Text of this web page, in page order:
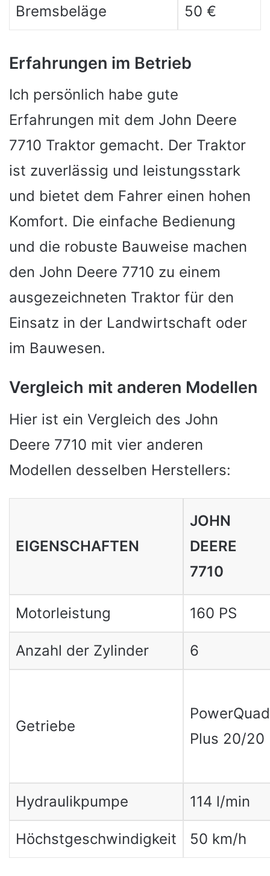
Bremsbeläge 50 €
Erfahrungen im Betrieb
Ich persönlich habe gute
Erfahrungen mit dem John Deere
7710 Traktor gemacht. Der Traktor
ist zuverlässig und leistungsstark
und bietet dem Fahrer einen hohen
Komfort. Die einfache Bedienung
und die robuste Bauweise machen
den John Deere 7710 zu einem
ausgezeichneten Traktor für den
Einsatz in der Landwirtschaft oder
im Bauwesen.
Vergleich mit anderen Modellen
Hier ist ein Vergleich des John
Deere 7710 mit vier anderen
Modellen desselben Herstellers:
EIGENSCHAFTEN
JOHN
DEERE
7710
Motorleistung 160 PS
Anzahl der Zylinder 6
Getriebe
PowerQuad
Plus 20/20
Hydraulikpumpe 114 l/min
Höchstgeschwindigkeit 50 km/h